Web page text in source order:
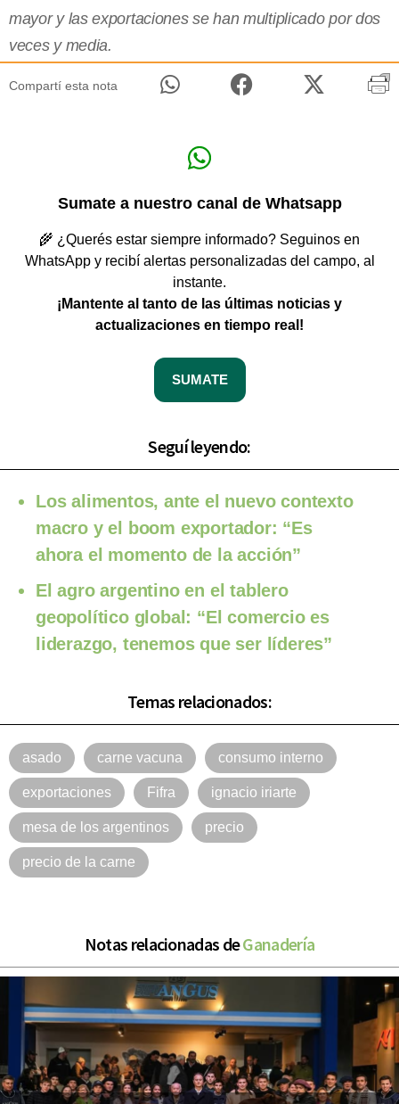
mayor y las exportaciones se han multiplicado por dos
veces y media.
Compartí esta nota
Sumate a nuestro canal de Whatsapp
🌾 ¿Querés estar siempre informado? Seguinos en
WhatsApp y recibí alertas personalizadas del campo, al
instante.
¡Mantente al tanto de las últimas noticias y
actualizaciones en tiempo real!
SUMATE
Seguí leyendo:
Los alimentos, ante el nuevo contexto
macro y el boom exportador: “Es
ahora el momento de la acción”
El agro argentino en el tablero
geopolítico global: “El comercio es
liderazgo, tenemos que ser líderes”
Temas relacionados:
asado carne vacuna consumo interno
exportaciones Fifra ignacio iriarte
mesa de los argentinos precio
precio de la carne
Notas relacionadas deGanadería